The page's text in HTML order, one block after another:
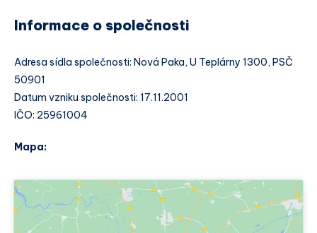
Informace o společnosti
Adresa sídla společnosti: Nová Paka, U Teplárny 1300, PSČ
50901
Datum vzniku společnosti: 17.11.2001
IČO: 25961004
Mapa: